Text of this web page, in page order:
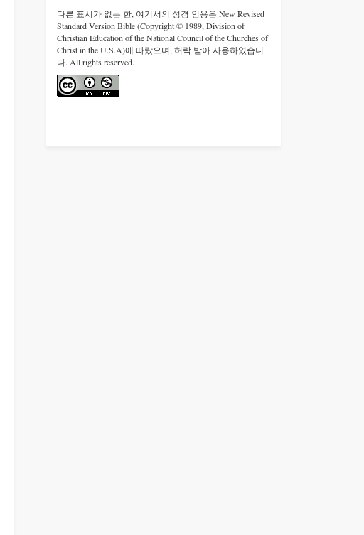
다른 표시가 없는 한, 여기서의 성경 인용은 New Revised
Standard Version Bible (Copyright © 1989, Division of
Christian Education of the National Council of the Churches of
Christ in the U.S.A)에 따랐으며, 허락 받아 사용하였습니
다. All rights reserved.